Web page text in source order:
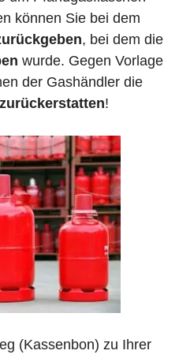
können Sie bei dem
, bei dem die
wurde. Gegen Vorlage
der Gashändler die
!
(Kassenbon) zu Ihrer